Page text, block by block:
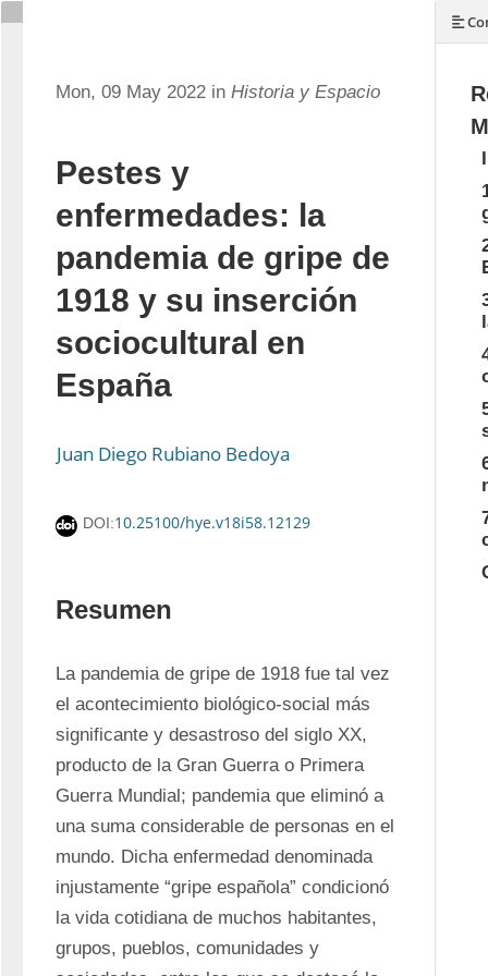
Mon, 09 May 2022 in Historia y Espacio
Pestes y
enfermedades: la
pandemia de gripe de
1918 y su inserción
sociocultural en
España
Juan Diego Rubiano Bedoya
DOI:10.25100/hye.v18i58.12129
Resumen
La pandemia de gripe de 1918 fue tal vez
el acontecimiento biológico-social más
significante y desastroso del siglo XX,
producto de la Gran Guerra o Primera
Guerra Mundial; pandemia que eliminó a
una suma considerable de personas en el
mundo. Dicha enfermedad denominada
injustamente “gripe española” condicionó
la vida cotidiana de muchos habitantes,
grupos, pueblos, comunidades y